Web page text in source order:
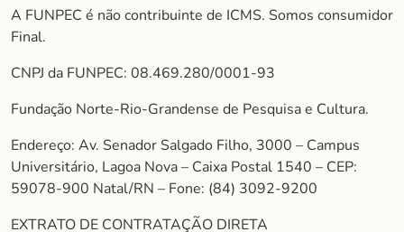
A FUNPEC é não contribuinte de ICMS. Somos consumidor
Final.
CNPJ da FUNPEC: 08.469.280/0001-93
Fundação Norte-Rio-Grandense de Pesquisa e Cultura.
Endereço: Av. Senador Salgado Filho, 3000 – Campus
Universitário, Lagoa Nova – Caixa Postal 1540 – CEP:
59078-900 Natal/RN – Fone: (84) 3092-9200
EXTRATO DE CONTRATAÇÃO DIRETA